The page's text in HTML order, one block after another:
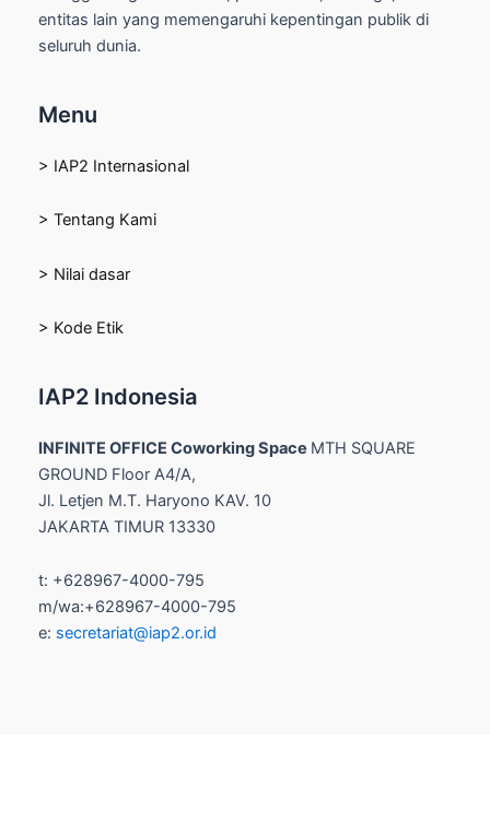
entitas lain yang memengaruhi kepentingan publik di
seluruh dunia.
Menu
> IAP2 Internasional
> Tentang Kami
> Nilai dasar
> Kode Etik
IAP2 Indonesia
INFINITE OFFICE Coworking Space MTH SQUARE
GROUND Floor A4/A,
Jl. Letjen M.T. Haryono KAV. 10
JAKARTA TIMUR 13330
t: +628967-4000-795
m/wa:+628967-4000-795
e: secretariat@iap2.or.id